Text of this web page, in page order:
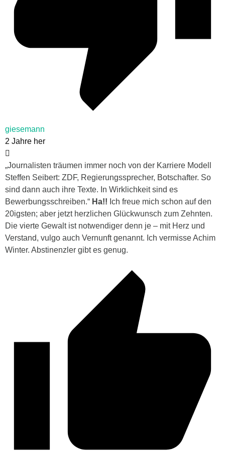
giesemann
2 Jahre her
„Journalisten träumen immer noch von der Karriere Modell
Steffen Seibert: ZDF, Regierungssprecher, Botschafter. So
sind dann auch ihre Texte. In Wirklichkeit sind es
Bewerbungsschreiben.“ Ha!! Ich freue mich schon auf den
20igsten; aber jetzt herzlichen Glückwunsch zum Zehnten.
Die vierte Gewalt ist notwendiger denn je – mit Herz und
Verstand, vulgo auch Vernunft genannt. Ich vermisse Achim
Winter. Abstinenzler gibt es genug.